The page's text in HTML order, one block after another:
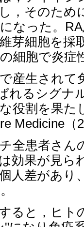
，そのため
なった。
芽細胞を
細胞で炎症
産生されて
れるシグナ
役割を果た
Medicine（
全患者さん
効果が見ら
人差があり
ると，ヒト